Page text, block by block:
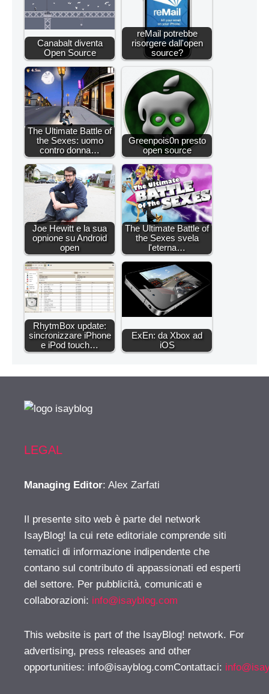
Canabalt diventa
Open Source
reMail potrebbe
risorgere dall'open
source?
The Ultimate Battle of
the Sexes: uomo
contro donna…
Greenpois0n presto
open source
Joe Hewitt e la sua
opnione su Android
open
The Ultimate Battle of
the Sexes svela
l'eterna…
RhytmBox update:
sincronizzare iPhone
e iPod touch…
ExEn: da Xbox ad
iOS
LEGAL
Managing Editor: Alex Zarfati
Il presente sito web è parte del network
IsayBlog! la cui rete editoriale comprende siti
tematici di informazione indipendente che
contano sul contributo di appassionati ed esperti
del settore. Per pubblicità, comunicati e
collaborazioni: info@isayblog.com
This website is part of the IsayBlog! network. For
advertising, press releases and other
opportunities: info@isayblog.comContattaci: